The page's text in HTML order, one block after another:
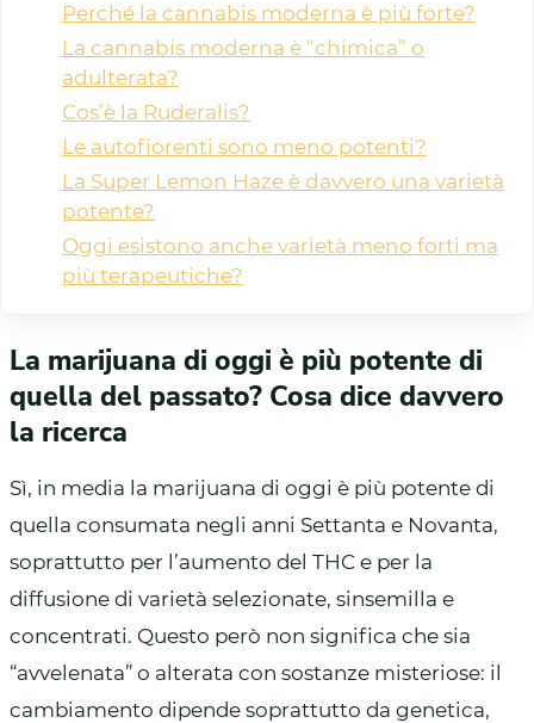
Perché la cannabis moderna è più forte?
La cannabis moderna è “chimica” o
adulterata?
Cos’è la Ruderalis?
Le autofiorenti sono meno potenti?
La Super Lemon Haze è davvero una varietà
potente?
Oggi esistono anche varietà meno forti ma
più terapeutiche?
La marijuana di oggi è più potente di
quella del passato? Cosa dice davvero
la ricerca
Sì, in media la marijuana di oggi è più potente di
quella consumata negli anni Settanta e Novanta,
soprattutto per l’aumento del THC e per la
diffusione di varietà selezionate, sinsemilla e
concentrati. Questo però non significa che sia
“avvelenata” o alterata con sostanze misteriose: il
cambiamento dipende soprattutto da genetica,